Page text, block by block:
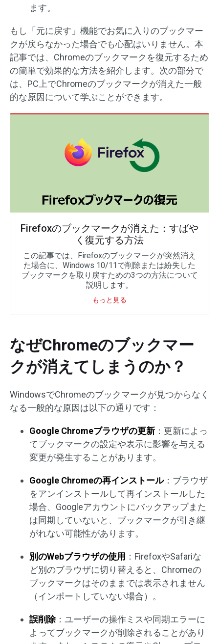
ます。
もし「元に戻す」機能でお気に入りのブックマー
クが戻らなかった場合でも心配はいりません。本
記事では、Chromeのブックマークを復元するため
の簡単で効果的な方法を紹介します。次の部分で
は、PC上でChromeのブックマークが消えた一般
的な原因について学ぶことができます。
Firefoxのブックマークが消えた：すばや
く復元する方法
この記事では、Firefoxのブックマークが突然消え
た場合に、Windows 10/11で削除または紛失した
ブックマークを取り戻すための3つの方法について
説明します。
もっと見る
なぜChromeのブックマー
クが消えてしまうのか？
WindowsでChromeのブックマークが見つからなく
なる一般的な原因は以下の通りです：
Google Chromeブラウザの更新 ：更新によっ
てブックマークの設定や表示に影響を与える
変更が発生することがあります。
Google Chromeの再インストール：ブラウザ
をアンインストールして再インストールした
場合、Googleアカウントにバックアップまた
は同期していないと、ブックマークが引き継
がれない可能性があります。
別のWebブラウザの使用 ：FirefoxやSafariな
ど別のブラウザに切り替えると、Chromeの
ブックマークはそのままでは表示されません
（インポートしていない場合）。
誤削除：ユーザーの操作ミスや同期エラーに
よってブックマークが削除されることがあり